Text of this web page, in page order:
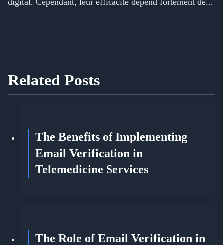
digital. Cependant, leur efficacité dépend fortement de...
Related Posts
The Benefits of Implementing
Email Verification in
Telemedicine Services
The Role of Email Verification in